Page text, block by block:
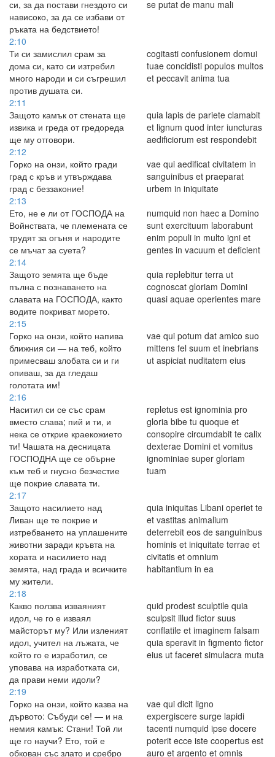
си, за да постави гнездото си
нависоко, за да се избави от
ръката на бедствието!
se putat de manu mali
2:10
Ти си замислил срам за
дома си, като си изтребил
много народи и си съгрешил
против душата си.
cogitasti confusionem domui
tuae concidisti populos multos
et peccavit anima tua
2:11
Защото камък от стената ще
извика и греда от гредореда
ще му отговори.
quia lapis de pariete clamabit
et lignum quod inter iuncturas
aedificiorum est respondebit
2:12
Горко на онзи, който гради
град с кръв и утвърждава
град с беззаконие!
vae qui aedificat civitatem in
sanguinibus et praeparat
urbem in iniquitate
2:13
Ето, не е ли от ГОСПОДА на
Войнствата, че племената се
трудят за огъня и народите
се мъчат за суета?
numquid non haec a Domino
sunt exercituum laborabunt
enim populi in multo igni et
gentes in vacuum et deficient
2:14
Защото земята ще бъде
пълна с познаването на
славата на ГОСПОДА, както
водите покриват морето.
quia replebitur terra ut
cognoscat gloriam Domini
quasi aquae operientes mare
2:15
Горко на онзи, който напива
ближния си — на теб, който
примесваш злобата си и ги
опиваш, за да гледаш
голотата им!
vae qui potum dat amico suo
mittens fel suum et inebrians
ut aspiciat nuditatem eius
2:16
Наситил си се със срам
вместо слава; пий и ти, и
нека се открие краекожието
ти! Чашата на десницата
ГОСПОДНА ще се обърне
към теб и гнусно безчестие
ще покрие славата ти.
repletus est ignominia pro
gloria bibe tu quoque et
consopire circumdabit te calix
dexterae Domini et vomitus
ignominiae super gloriam
tuam
2:17
Защото насилието над
Ливан ще те покрие и
изтребването на уплашените
животни заради кръвта на
хората и насилието над
земята, над града и всичките
му жители.
quia iniquitas Libani operiet te
et vastitas animalium
deterrebit eos de sanguinibus
hominis et iniquitate terrae et
civitatis et omnium
habitantium in ea
2:18
Какво ползва изваяният
идол, че го е изваял
майсторът му? Или изленият
идол, учител на лъжата, че
който го е изработил, се
уповава на изработката си,
да прави неми идоли?
quid prodest sculptile quia
sculpsit illud fictor suus
conflatile et imaginem falsam
quia speravit in figmento fictor
eius ut faceret simulacra muta
2:19
Горко на онзи, който казва на
дървото: Събуди се! — и на
немия камък: Стани! Той ли
ще го научи? Ето, той е
обкован със злато и сребро
vae qui dicit ligno
expergiscere surge lapidi
tacenti numquid ipse docere
poterit ecce iste coopertus est
auro et argento et omnis